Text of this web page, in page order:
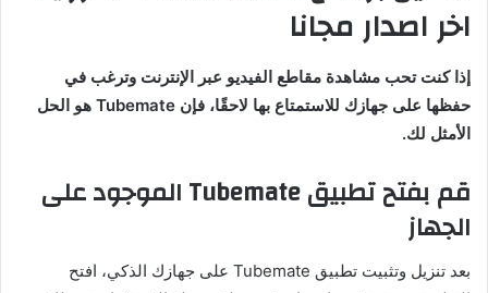
اخر اصدار مجانا
إذا كنت تحب مشاهدة مقاطع الفيديو عبر الإنترنت وترغب في
حفظها على جهازك للاستمتاع بها لاحقًا، فإن Tubemate هو الحل
الأمثل لك.
قم بفتح تطبيق Tubemate الموجود على
الجهاز
بعد تنزيل وتثبيت تطبيق Tubemate على جهازك الذكي، افتح